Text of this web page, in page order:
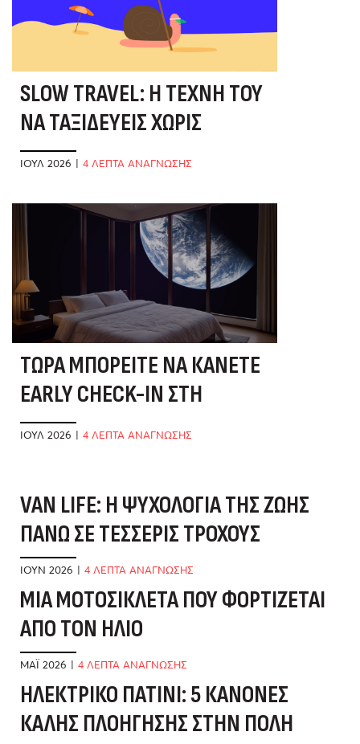
SLOW TRAVEL: Η ΤΈΧΝΗ ΤΟΥ
ΝΑ ΤΑΞΙΔΕΎΕΙΣ ΧΩΡΊΣ
ΒΙΑΣΎΝΗ
ΙΟΎΛ 2026 | 4 ΛΕΠΤΑ ΑΝΑΓΝΩΣΗΣ
ΤΏΡΑ ΜΠΟΡΕΊΤΕ ΝΑ ΚΆΝΕΤΕ
EARLY CHECK-IN ΣΤΗ
ΣΕΛΉΝΗ
ΙΟΎΛ 2026 | 4 ΛΕΠΤΑ ΑΝΑΓΝΩΣΗΣ
VAN LIFE: Η ΨΥΧΟΛΟΓΊΑ ΤΗΣ ΖΩΉΣ
ΠΆΝΩ ΣΕ ΤΈΣΣΕΡΙΣ ΤΡΟΧΟΎΣ
ΙΟΎΝ 2026 | 4 ΛΕΠΤΑ ΑΝΑΓΝΩΣΗΣ
ΜΊΑ ΜΟΤΟΣΙΚΛΈΤΑ ΠΟΥ ΦΟΡΤΊΖΕΤΑΙ
ΑΠΌ ΤΟΝ ΉΛΙΟ
ΜΆΙ 2026 | 4 ΛΕΠΤΑ ΑΝΑΓΝΩΣΗΣ
ΗΛΕΚΤΡΙΚΌ ΠΑΤΊΝΙ: 5 ΚΑΝΌΝΕΣ
ΚΑΛΉΣ ΠΛΟΉΓΗΣΗΣ ΣΤΗΝ ΠΌΛΗ